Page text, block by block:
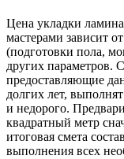
Цена укладки
мастерами зависит
(подготовки пола,
других параметров.
предоставляющие
долгих лет,
и недорого.
квадратный метр
итоговая смета
выполнения всех